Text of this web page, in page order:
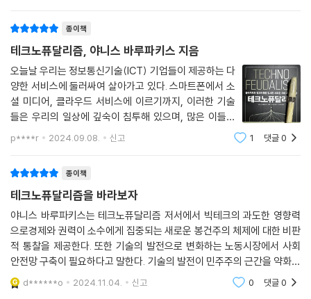
지침서가 될 것이다.
종이책
테크노퓨달리즘, 야니스 바루파키스 지음
오늘날 우리는 정보통신기술(ICT) 기업들이 제공하는 다
양한 서비스에 둘러싸여 살아가고 있다. 스마트폰에서 소
셜 미디어, 클라우드 서비스에 이르기까지, 이러한 기술
들은 우리의 일상에 깊숙이 침투해 있으며, 많은 이들은
이를 통해 더 큰 자유와 편의를 누리고 있다고 믿는다. 그
러나 이러한 편의가 진정한 자유로 이어지는지에 대한 의
p****r 2024.09.08. 신고 1 댓글0
종이책
테크노퓨달리즘을 바라보자
야니스 바루파키스는 테크노퓨달리즘 저서에서 빅테크의 과도한 영향력
으로경제와 권력이 소수에게 집중되는 새로운 봉건주의 체제에 대한 비판
적 통찰을 제공한다. 또한 기술의 발전으로 변화하는 노동시장에서 사회
안전망 구축이 필요하다고 말한다. 기술의 발전이 민주주의 근간을 약화시
키며이는 시민과 정부가 이를 감시할 필요가 있다고 한다.전반적으로 한번
쯤 현재 플랫폼 시대
d******o 2024.11.04. 신고 0 댓글0